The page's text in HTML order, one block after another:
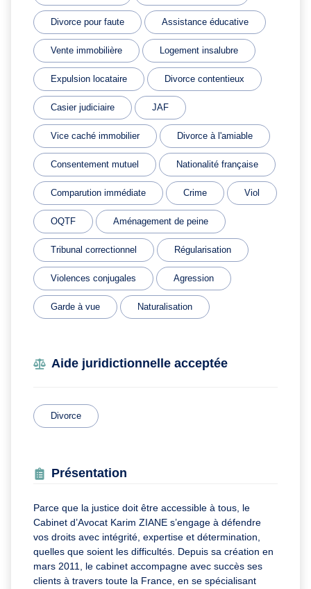
Divorce pour faute Assistance éducative
Vente immobilière Logement insalubre
Expulsion locataire Divorce contentieux
Casier judiciaire JAF
Vice caché immobilier Divorce à l'amiable
Consentement mutuel Nationalité française
Comparution immédiate Crime Viol
OQTF Aménagement de peine
Tribunal correctionnel Régularisation
Violences conjugales Agression
Garde à vue Naturalisation
Aide juridictionnelle acceptée
Divorce
Présentation
Parce que la justice doit être accessible à tous, le
Cabinet d’Avocat Karim ZIANE s’engage à défendre
vos droits avec intégrité, expertise et détermination,
quelles que soient les difficultés. Depuis sa création en
mars 2011, le cabinet accompagne avec succès ses
clients à travers toute la France, en se spécialisant